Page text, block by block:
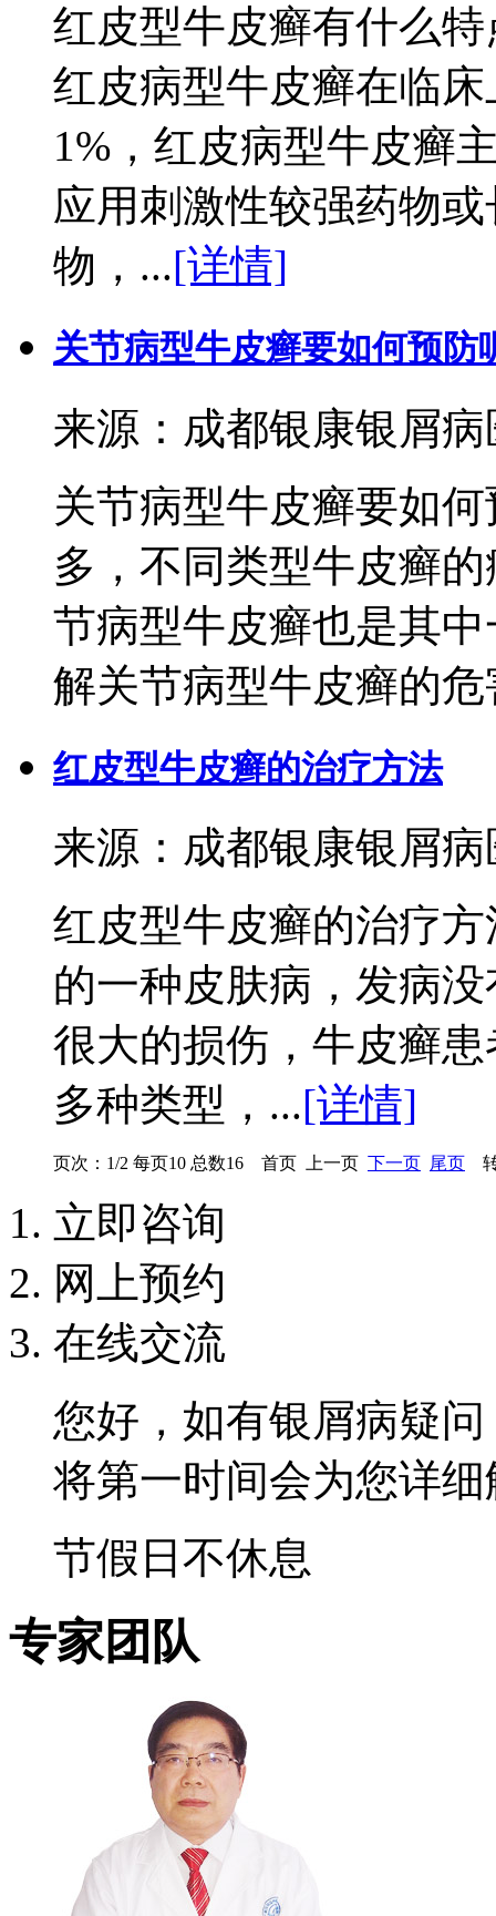
红皮型牛皮癣有什么
红皮病型牛皮癣在临
1%，红皮病型牛皮癣
应用刺激性较强药物
物，...[详情]
关节病型牛皮癣要如何预防
来源：成都银康银屑
关节病型牛皮癣要如
多，不同类型牛皮癣
节病型牛皮癣也是其
解关节病型牛皮癣的危
红皮型牛皮癣的治疗方法
来源：成都银康银屑
红皮型牛皮癣的治疗
的一种皮肤病，发病
很大的损伤，牛皮癣
多种类型，...[详情]
页次：1/2 每页10 总数16 首页 上一页 下一页 尾页
立即咨询
网上预约
在线交流
您好，如有银屑病疑
将第一时间会为您详
节假日不休息
专家团队